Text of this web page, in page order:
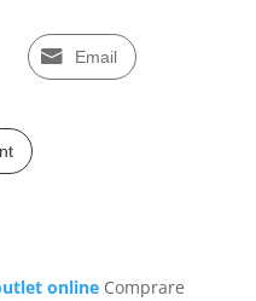
Email
online Comprare